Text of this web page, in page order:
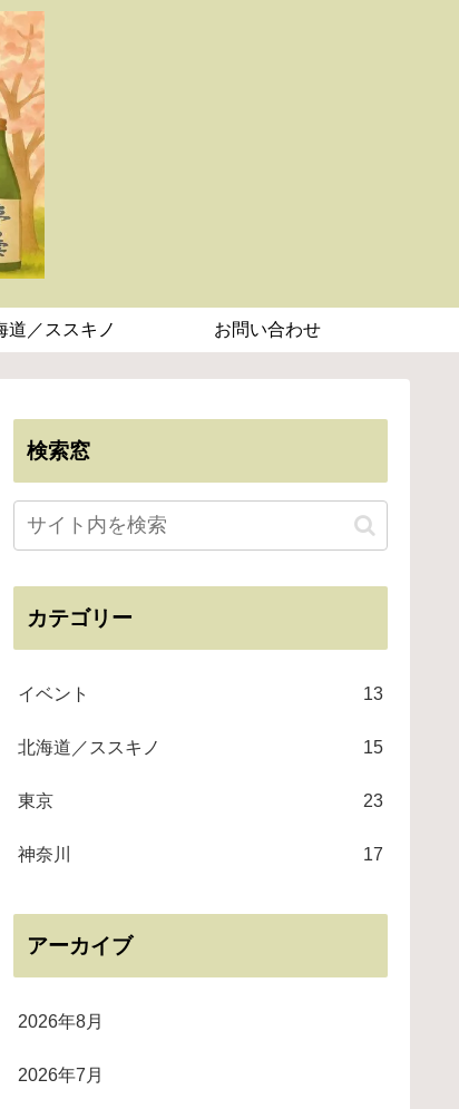
道／ススキノ お問い合わせ
検索窓
カテゴリー
イベント 13
北海道／ススキノ 15
東京 23
神奈川 17
アーカイブ
2026年8月
2026年7月